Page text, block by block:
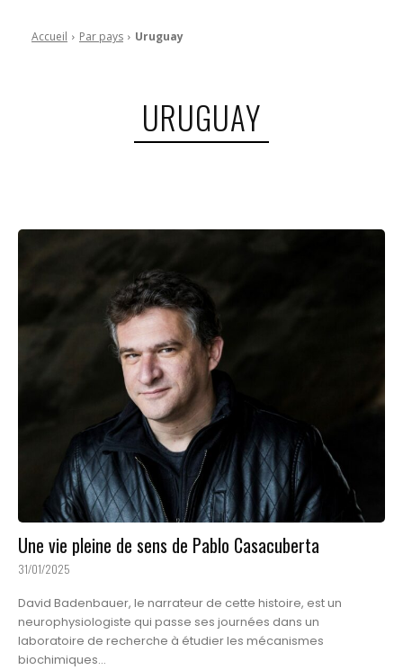
Accueil Par pays Uruguay
URUGUAY
Une vie pleine de sens de Pablo Casacuberta
31/01/2025
David Badenbauer, le narrateur de cette histoire, est un
neurophysiologiste qui passe ses journées dans un
laboratoire de recherche à étudier les mécanismes
biochimiques...